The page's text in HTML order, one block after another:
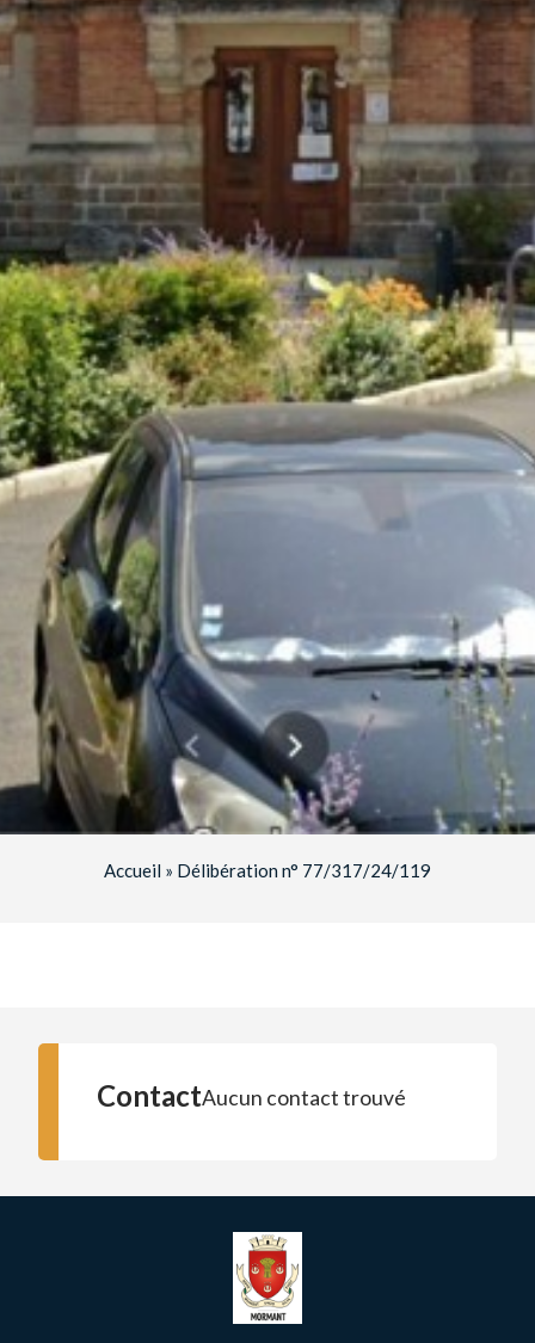
Accueil » Délibération n° 77/317/24/119
ContactAucun contact trouvé